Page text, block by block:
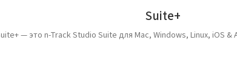
Suite+
— это n-Track Studio Suite для Mac, Windows, Linux, iOS